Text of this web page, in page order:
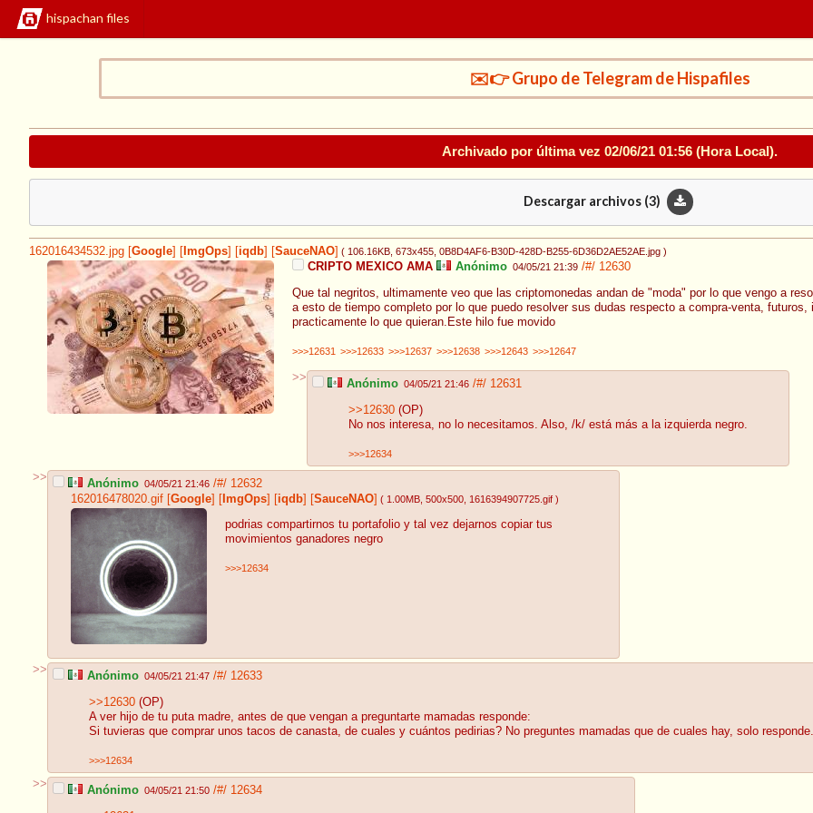
hispachan files
✉️👉 Grupo de Telegram de Hispafiles
Archivado por última vez 02/06/21 01:56 (Hora Local).
Descargar archivos (3)
162016434532.jpg Google ImgOps iqdb SauceNAO ( 106.16KB , 673x455 , 0B8D4AF6-B30D-428D-B255-6D36D2AE52AE.jpg )
CRIPTO MEXICO AMA Anónimo 04/05/21 21:39 /#/ 12630
Que tal negritos, ultimamente veo que las criptomonedas andan de "moda" por lo que vengo a
a esto de tiempo completo por lo que puedo resolver sus dudas respecto a compra-venta,
practicamente lo que quieran.Este hilo fue movido
>>>12631 >>>12633 >>>12637 >>>12638 >>>12643 >>>12647
>> Anónimo 04/05/21 21:46 /#/ 12631
>>12630 (OP)
No nos interesa, no lo necesitamos. Also, /k/ está más a la izquierda negro.
>>>12634
>> Anónimo 04/05/21 21:46 /#/ 12632
162016478020.gif [Google] [ ImgOps] [iqdb] [SauceNAO] ( 1.00MB , 500x500 , 1616394907725.gif )
podrias compartirnos tu portafolio y tal vez dejarnos copiar tus
movimientos ganadores negro
>>>12634
>> Anónimo 04/05/21 21:47 /#/ 12633
>>12630 (OP)
A ver hijo de tu puta madre, antes de que vengan a preguntarte mamadas responde:
Si tuvieras que comprar unos tacos de canasta, de cuales y cuántos pedirias? No preguntes mamadas que de cuales hay, solo responde.
>>>12634
>> Anónimo 04/05/21 21:50 /#/ 12634